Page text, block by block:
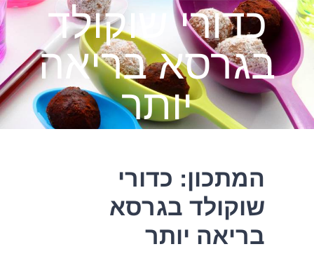
כדורי שוקולד
בגרסא בריאה
יותר
המתכון: כדורי
שוקולד בגרסא
בריאה יותר